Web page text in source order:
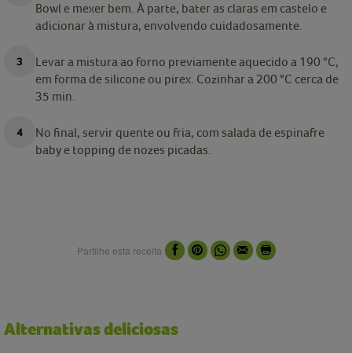
Bowl e mexer bem. À parte, bater as claras em castelo e
adicionar à mistura, envolvendo cuidadosamente.
Levar a mistura ao forno previamente aquecido a 190 °C,
em forma de silicone ou pirex. Cozinhar a 200 °C cerca de
35 min.
No final, servir quente ou fria, com salada de espinafre
baby e topping de nozes picadas.
Partilhe esta receita
Alternativas deliciosas